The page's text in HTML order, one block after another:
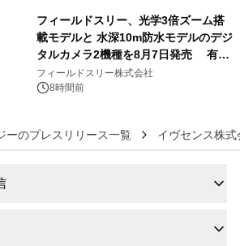
フィールドスリー、光学3倍ズーム搭
載モデルと 水深10m防水モデルのデジ
タルカメラ2機種を8月7日発売 有効
約1300万画素、用途別に選べるコンデ
ジ新登場
フィールドスリー株式会社
8時間前
ーのプレスリリース一覧 イヴセンス株式